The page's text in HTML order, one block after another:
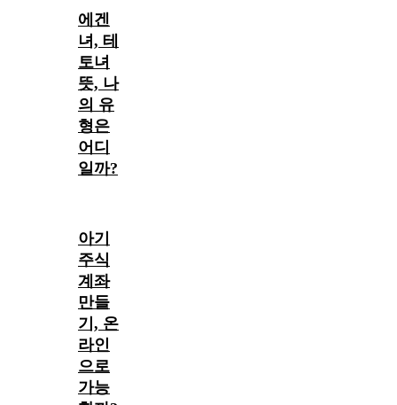
에겐
녀, 테
토녀
뜻, 나
의 유
형은
어디
일까?
아기
주식
계좌
만들
기, 온
라인
으로
가능